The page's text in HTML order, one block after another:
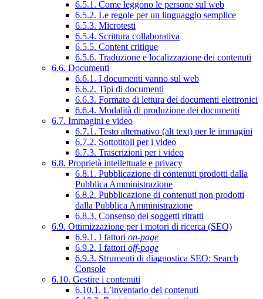
6.5.1. Come leggono le persone sul web
6.5.2. Le regole per un linguaggio semplice
6.5.3. Microtesti
6.5.4. Scrittura collaborativa
6.5.5. Content critique
6.5.6. Traduzione e localizzazione dei contenuti
6.6. Documenti
6.6.1. I documenti vanno sul web
6.6.2. Tipi di documenti
6.6.3. Formato di lettura dei documenti elettronici
6.6.4. Modalità di produzione dei documenti
6.7. Immagini e video
6.7.1. Testo alternativo (alt text) per le immagini
6.7.2. Sottotitoli per i video
6.7.3. Trascrizioni per i video
6.8. Proprietà intellettuale e privacy
6.8.1. Pubblicazione di contenuti prodotti dalla
Pubblica Amministrazione
6.8.2. Pubblicazione di contenuti non prodotti
dalla Pubblica Amministrazione
6.8.3. Consenso dei soggetti ritratti
6.9. Ottimizzazione per i motori di ricerca (SEO)
6.9.1. I fattori on-page
6.9.2. I fattori off-page
6.9.3. Strumenti di diagnostica SEO: Search
Console
6.10. Gestire i contenuti
6.10.1. L’inventario dei contenuti